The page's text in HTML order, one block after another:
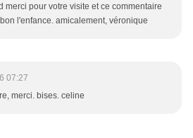
merci pour votre visite et ce commentaire
l'enfance. amicalement, véronique
07:27
merci. bises. celine